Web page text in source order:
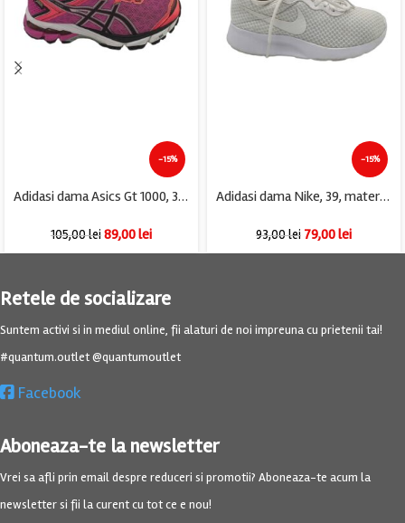
-15%
Adidasi dama Asics Gt 1000, 39, material textil, GoreTex, roz
105,00lei89,00lei
-15%
Adidasi dama Nike, 39, material textil, alb
93,00lei 79,00lei
Retele de socializare
Suntem activi si in mediul online, fii alaturi de noi impreuna cu prietenii tai!
#quantum.outlet @quantumoutlet
Facebook
Aboneaza-te la newsletter
Vrei sa afli prin email despre reduceri si promotii? Aboneaza-te acum la
newsletter si fii la curent cu tot ce e nou!